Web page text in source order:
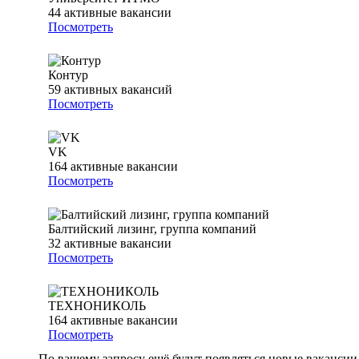
44 активные вакансии
Посмотреть
Контур
59 активных вакансий
Посмотреть
VK
164 активные вакансии
Посмотреть
Балтийский лизинг, группа компаний
32 активные вакансии
Посмотреть
ТЕХНОНИКОЛЬ
164 активные вакансии
Посмотреть